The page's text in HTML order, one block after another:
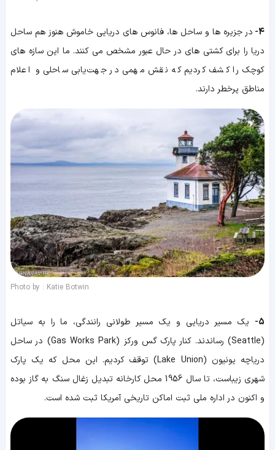
4- در جزیره ها و ساحل ها، فانوس های دریایی خاموش هنوز هم ساحل
دریا را برای کشتی های در حال عبور مشخص می کنند. ما این سازه های
کوچک را کشف کردیم که نقش مهمی در جهت‌یابی ساحلی و اعلام
مناطق پرخطر دارند.
Photo by : Katie Botwin
5-
یک مسیر دریایی و یک مسیر طولانی رانندگی، ما را به سیاتل
(Seattle) رساندند. کنار پارک گس ورکز (Gas Works Park) در ساحل
دریاچه یونیون (Lake Union) توقف کردیم. این محل که یک پارک
شهری زیباست، تا سال 1956 محل کارخانه تبدیل زغال سنگ به گاز بوده
و اکنون در اداره ملی ثبت اماکن تاریخی آمریکا ثبت شده است.